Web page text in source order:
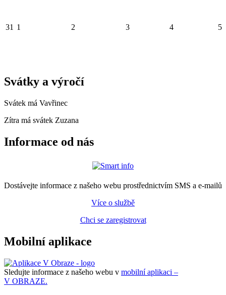
31 1 2 3 4 5
Svátky a výročí
Svátek má Vavřinec
Zítra má svátek Zuzana
Informace od nás
Dostávejte informace z našeho webu prostřednictvím SMS a e-mailů
Více o službě
Chci se zaregistrovat
Mobilní aplikace
Sledujte informace z našeho webu v mobilní aplikaci –
V OBRAZE.